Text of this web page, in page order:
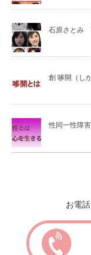
石原さとみ
創 哆開（し
性同一性障
お電